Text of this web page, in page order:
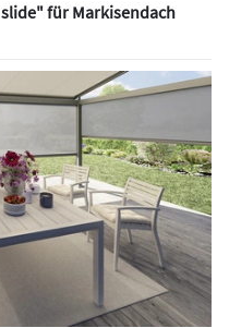
für Markisendach